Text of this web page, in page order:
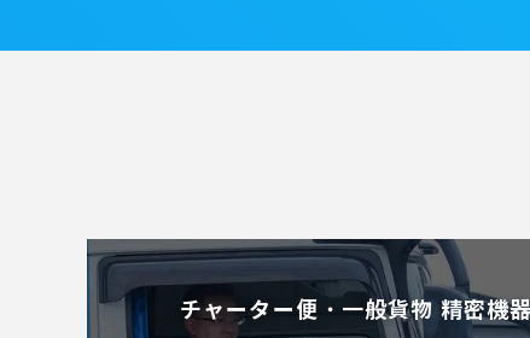
チャーター便・一般貨物 精密機